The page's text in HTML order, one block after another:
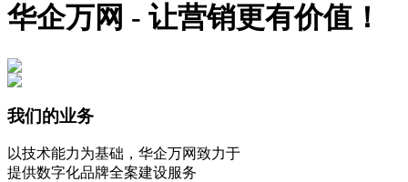
华企万网 - 让营销更有价值！
我们的业务
以技术能力为基础，华企万网致力于
提供数字化品牌全案建设服务